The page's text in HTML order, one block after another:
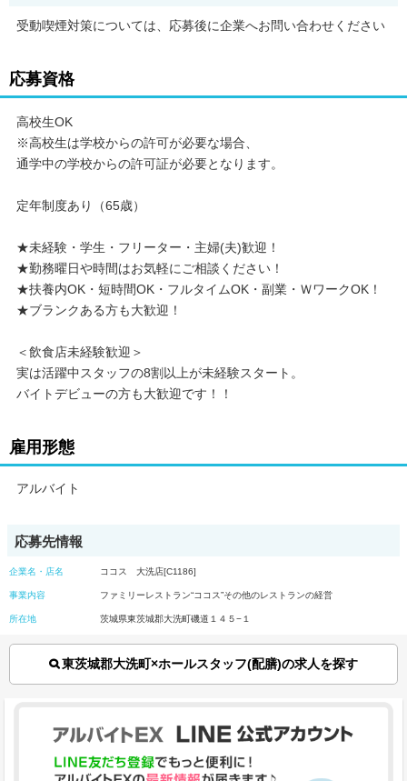
受動喫煙対策については、応募後に企業へお問い合わせください
応募資格
高校生OK
※高校生は学校からの許可が必要な場合、
通学中の学校からの許可証が必要となります。
定年制度あり（65歳）
★未経験・学生・フリーター・主婦(夫)歓迎！
★勤務曜日や時間はお気軽にご相談ください！
★扶養内OK・短時間OK・フルタイムOK・副業・ＷワークOK！
★ブランクある方も大歓迎！
＜飲食店未経験歓迎＞
実は活躍中スタッフの8割以上が未経験スタート。
バイトデビューの方も大歓迎です！！
雇用形態
アルバイト
応募先情報
企業名・店名 ココス 大洗店[C1186]
事業内容 ファミリーレストラン“ココス”その他のレストランの経営
所在地 茨城県東茨城郡大洗町磯道１４５−１
東茨城郡大洗町×ホールスタッフ(配膳)の求人を探す